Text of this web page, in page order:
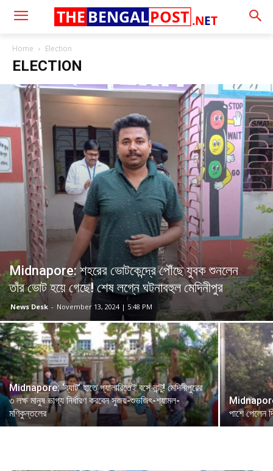
.NET
THE BENGALPOST
Home Election
ELECTION
Midnapore: শহরের ভোটকেন্দ্রে পৌঁছে যুবক শুনলেন
তাঁর ভোট হয়ে গেছে! শেষ লগ্নে ঘটনাবহুল মেদিনীপুর
News Desk - November 13, 2024 | 5:48 PM
Midnapore: ‘ব্যাট’ হাতে গ্যালারিতেই বসে নান্টু! মেদিনীপুরের
৩ লক্ষ মানুষ ভাগ্য নির্ধারণ করবেন সুজয়-শুভজিৎ-শ্যামল-
মণিকুন্তলের
Midnapore:
পাশে পেলেন